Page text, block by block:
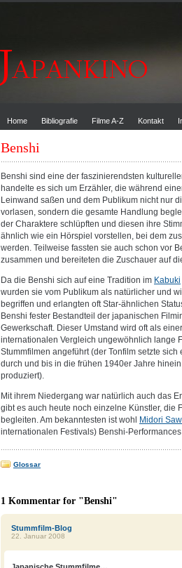
Home Bibliografie Filme A-Z Kontakt
Benshi
Benshi sind eine der faszinierendsten
handelte es sich um Erzähler, die während
Leinwand saßen und dem Publikum nicht nur
vorlasen, sondern die gesamte Handlung
der Charaktere schlüpften und diesen ihre
ähnlich wie ein Hörspiel vorstellen, bei dem
werden. Teilweise fassten sie auch schon vor
zusammen und bereiteten die Zuschauer auf
Da die Benshi sich auf eine Tradition im Kabuki
wurden sie vom Publikum als natürlicher und
begriffen und erlangten oft Star-ähnlichen
Benshi fester Bestandteil der japanischen
Gewerkschaft. Dieser Umstand wird oft als
internationalen Vergleich ungewöhnlich lange
Stummfilmen angeführt (der Tonfilm setzte
durch und bis in die frühen 1940er Jahre
produziert).
Mit ihrem Niedergang war natürlich auch das
gibt es auch heute noch einzelne Künstler, die
begleiten. Am bekanntesten ist wohl
Midori
internationalen Festivals) Benshi-
Glossar
1 Kommentar for "Benshi"
Stummfilm-Blog
22. Januar 2008